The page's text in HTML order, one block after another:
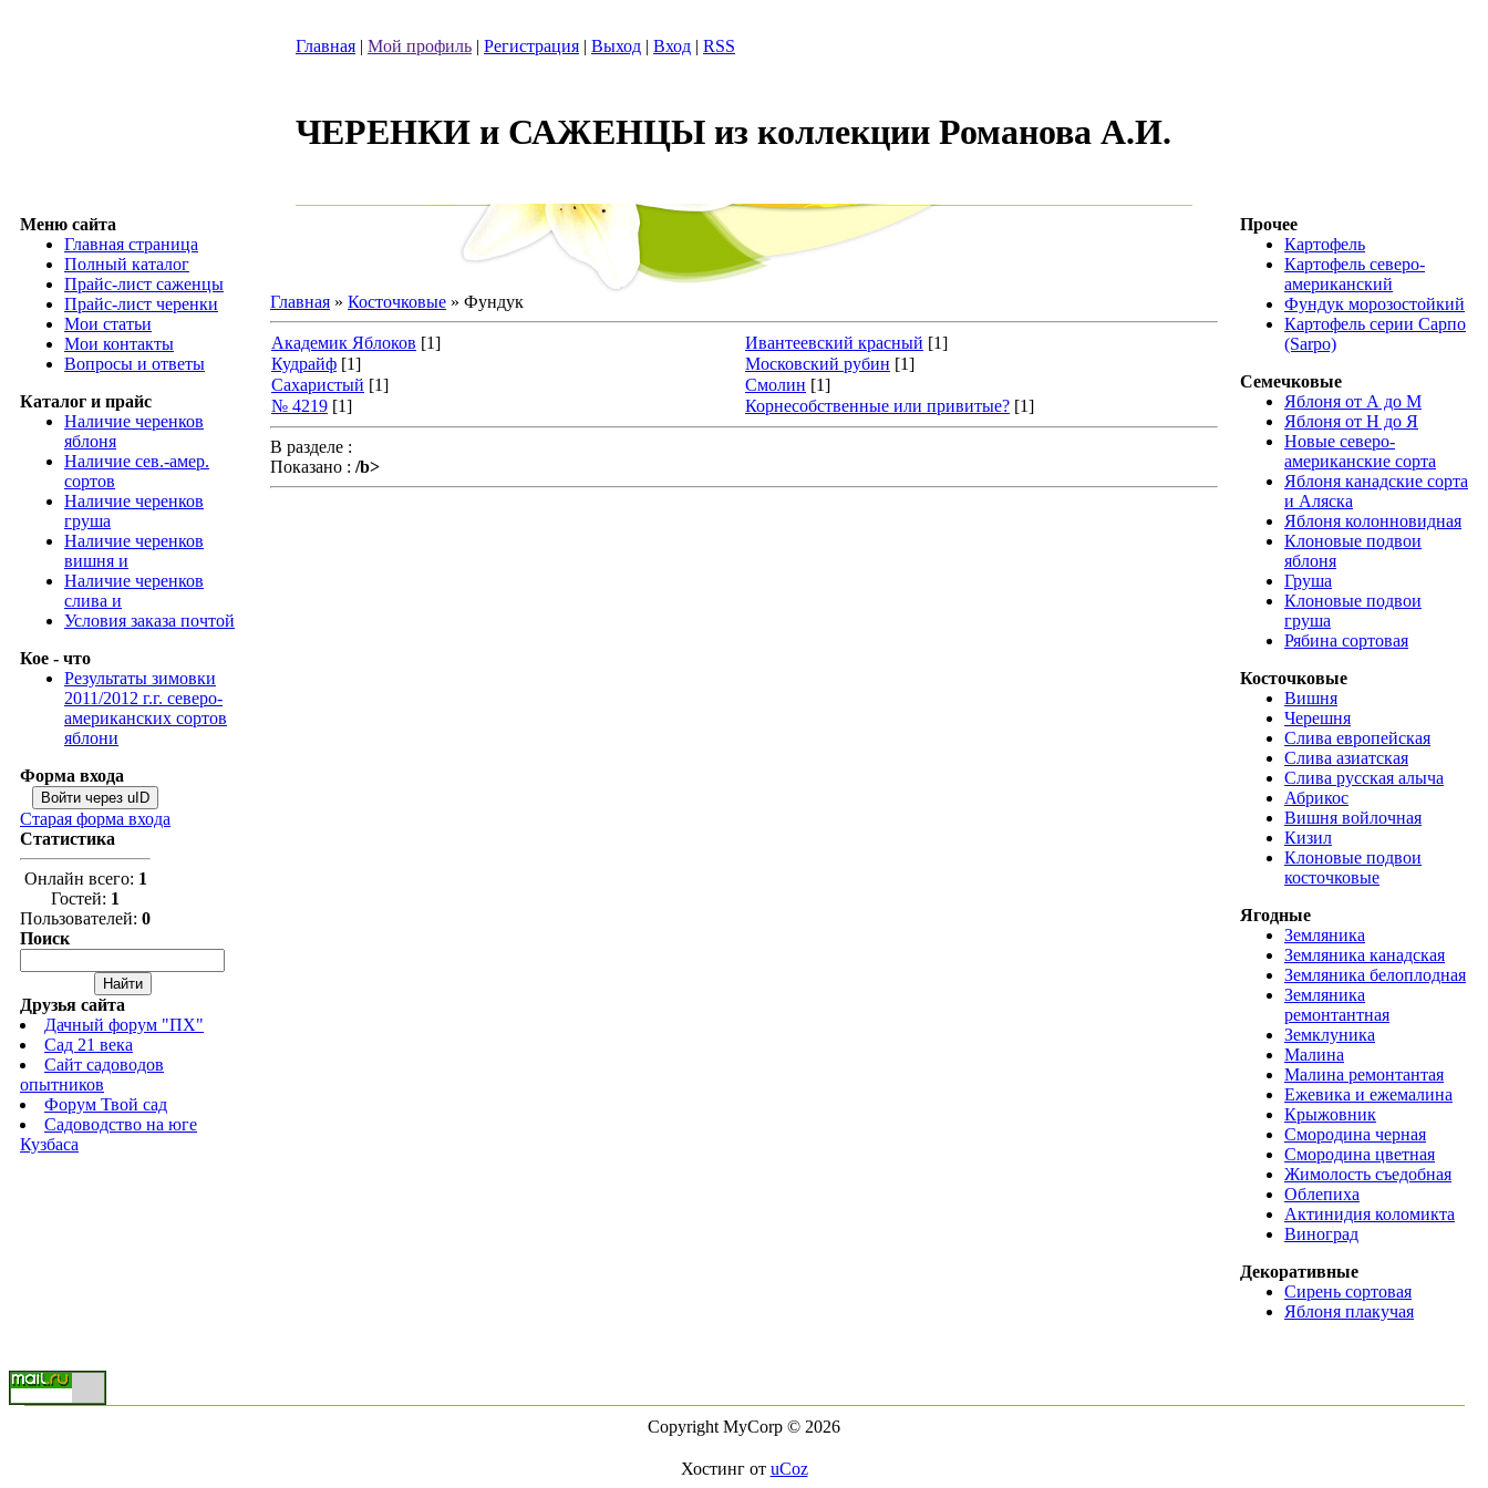
Главная | Мой профиль | Регистрация | Выход | Вход | RSS
ЧЕРЕНКИ и САЖЕНЦЫ из коллекции Романова А.И.
Меню сайта
Главная страница
Полный каталог
Прайс-лист саженцы
Прайс-лист черенки
Мои статьи
Мои контакты
Вопросы и ответы
Каталог и прайс
Наличие черенков
яблоня
Наличие сев.-амер.
сортов
Наличие черенков
груша
Наличие черенков
вишня и
Наличие черенков
слива и
Условия заказа почтой
Кое - что
Результаты зимовки
2011/2012 г.г. северо-
американских сортов
яблони
Форма входа
Войти через uID
Старая форма входа
Статистика
Онлайн всего: 1
Гостей: 1
Пользователей: 0
Поиск
Друзья сайта
Дачный форум "ПХ"
Сад 21 века
Cайт садоводов
опытников
Форум Твой сад
Садоводство на юге
Кузбаса
Главная » Косточковые » Фундук
Академик Яблоков [1] Ивантеевский красный [1]
Кудрайф [1] Московский рубин [1]
Сахаристый [1] Смолин [1]
№ 4219 [1] Корнесобственные или привитые? [1]
В разделе :
Показано : /b>
Прочее
Картофель
Картофель северо-
американский
Фундук морозостойкий
Картофель серии Сарпо
(Sarpo)
Семечковые
Яблоня от А до М
Яблоня от Н до Я
Новые северо-
американские сорта
Яблоня канадские сорта
и Аляска
Яблоня колонновидная
Клоновые подвои
яблоня
Груша
Клоновые подвои
груша
Рябина сортовая
Косточковые
Вишня
Черешня
Слива европейская
Слива азиатская
Слива русская алыча
Абрикос
Вишня войлочная
Кизил
Клоновые подвои
косточковые
Ягодные
Земляника
Земляника канадская
Земляника белоплодная
Земляника
ремонтантная
Земклуника
Малина
Малина ремонтантая
Ежевика и ежемалина
Крыжовник
Смородина черная
Смородина цветная
Жимолость съедобная
Облепиха
Актинидия коломикта
Виноград
Декоративные
Сирень сортовая
Яблоня плакучая
Copyright MyCorp © 2026
Хостинг от uCoz